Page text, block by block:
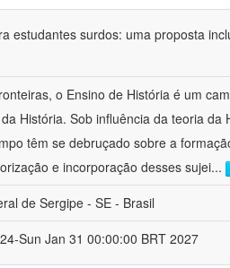
estudantes surdos: uma proposta
o Ensino de História é um
História. Sob influência da teoria da
têm se debruçado sobre a
e incorporação desses sujei...
de Sergipe - SE - Brasil
Sun Jan 31 00:00:00 BRT 2027